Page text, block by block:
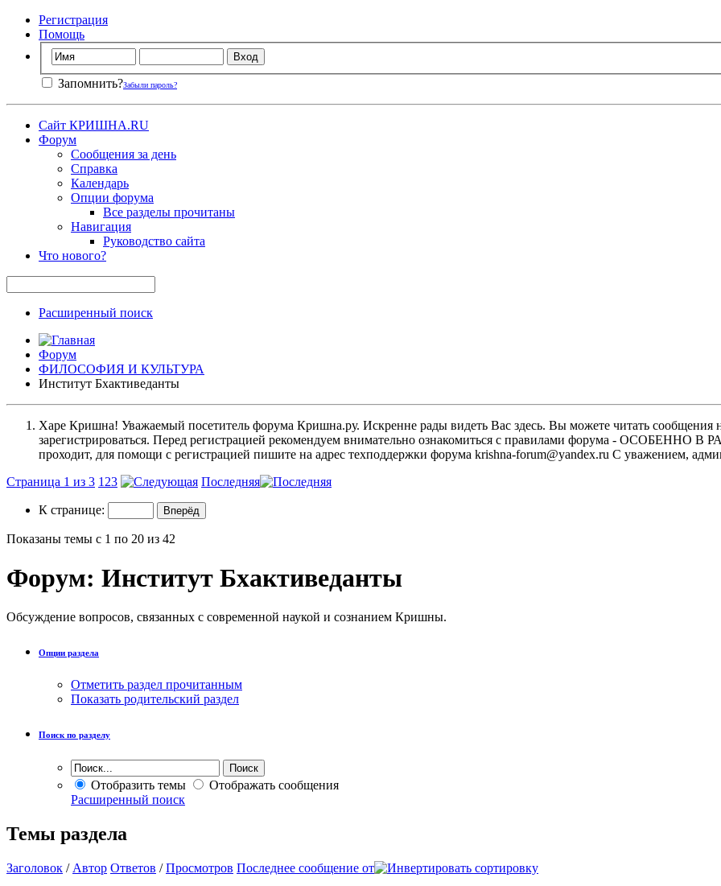
Регистрация
Помощь
Запомнить?Забыли пароль?
Сайт КРИШНА.RU
Форум
Сообщения за день
Справка
Календарь
Опции форума
Все разделы прочитаны
Навигация
Руководство сайта
Что нового?
Расширенный поиск
Форум
ФИЛОСОФИЯ И КУЛЬТУРА
Институт Бхактиведанты
Харе Кришна! Уважаемый посетитель форума Кришна.ру. Искренне рады видеть Вас здесь. Вы можете читать сообщения
зарегистрироваться. Перед регистрацией рекомендуем внимательно ознакомиться с правилами форума -
проходит, для помощи с регистрацией пишите на адрес техподдержки форума krishna-forum@yandex.ru С уважением,
Страница 1 из 3 1 23 Последняя
К странице:
Показаны темы с 1 по 20 из 42
Форум: Институт Бхактиведанты
Обсуждение вопросов, связанных с современной наукой и сознанием Кришны.
Опции раздела
Отметить раздел прочитанным
Показать родительский раздел
Поиск по разделу
Отобразить темы
Отображать сообщения
Расширенный поиск
Темы раздела
Заголовок / Автор Ответов /Просмотров Последнее сообщение от